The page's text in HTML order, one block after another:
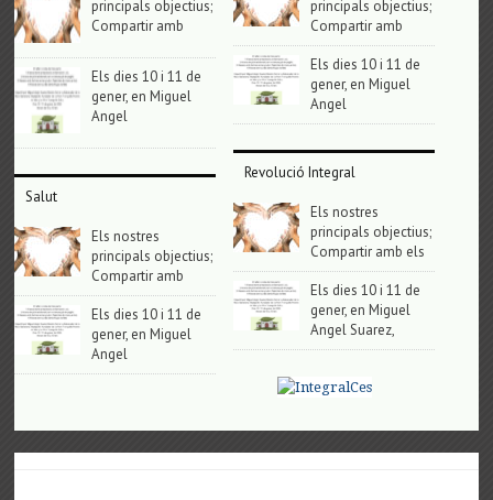
principals objectius;
Compartir amb
Els dies 10 i 11 de
gener, en Miguel
Angel
Salut
Els nostres
principals objectius;
Compartir amb
Els dies 10 i 11 de
gener, en Miguel
Angel
principals objectius;
Compartir amb
Els dies 10 i 11 de
gener, en Miguel
Angel
Revolució Integral
Els nostres
principals objectius;
Compartir amb els
Els dies 10 i 11 de
gener, en Miguel
Angel Suarez,